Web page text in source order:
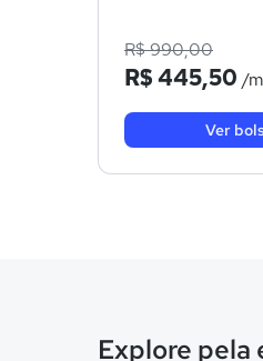
R$ 990,00
R$ 445,50 /
Ver
Explore pela